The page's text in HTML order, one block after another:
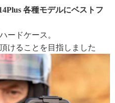
各種モデルにベストフ
ードケース。
けることを目指しました